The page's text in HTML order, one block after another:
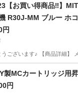
チン家電
【お買い得商品‼】
R30J-MM ブルー ホ
載
円
うございます♪ 【商品詳細】
、空調家電 R30
製MCカートリッジ用
円